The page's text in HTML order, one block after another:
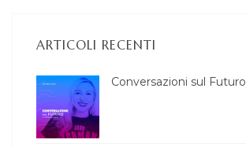
ARTICOLI RECENTI
Conversazioni sul Futuro